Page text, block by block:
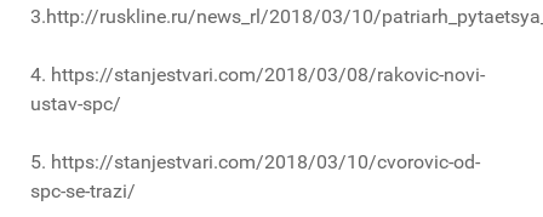
3.http://ruskline.ru/news_rl/2018/03/10/
4. https://stanjestvari.com/2018/03/08/rakovic-novi-
ustav-spc/
5. https://stanjestvari.com/2018/03/10/cvorovic-od-
spc-se-trazi/